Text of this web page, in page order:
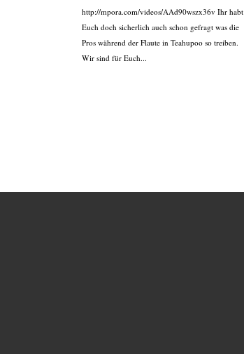
http://mpora.com/videos/AAd90wszx36v Ihr habt
Euch doch sicherlich auch schon gefragt was die
Pros während der Flaute in Teahupoo so treiben.
Wir sind für Euch...